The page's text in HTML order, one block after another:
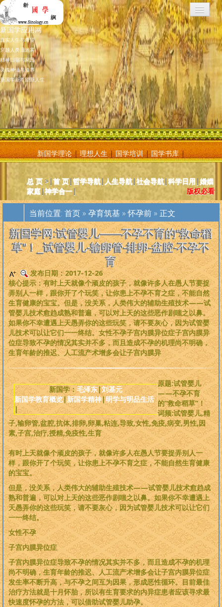
新国学应用网
真实人生与希望
穿越人类旧迷雾
精神归宿与家园
灵魂神仙与修养
新国学新希望新人生
新国学理论|理想人生|国学培训|国学书库|
新国学应用网是将新国学理论付诸应用的地方，新国学理论及其核心
基元学十分庞大复杂，特别是社会学部分和自然科学部分对于大多数
人而言因基础知识不够而难以理解。新国学应用网则将复杂的原理和
逻辑，简化为相对易懂和利于人们日常使用的内容方法。主要分为人
体人生、宗教、神灵、社会常识和科学常识。现在，新国学理论已经
是一个非常完备、深度范畴远超旧国学的系统性理论，来吧，每个人
都可以从中获益。
版权必读
刘基元
新国学理论
婴童教育
人性教育
居住教育
健身医学
基元学网
总 页 >|首 页|哲学导航| 人生导航|社会导航|科学日用 |婚姻
家庭|神学合一| 版权必看
当前位置: 首页 » 孕育筑基 »怀孕前 » 正文
新国学网:试管婴儿——不孕不育的“救命稻
草”！_试管婴儿-输卵管-排卵-盆腔-不孕不
育
发布日期：2017-12-26
核心提示：有时上天就像个顽皮的孩子，就像许多人在愚人节要捉
弄别人一样，跟你开了个玩笑，让你患上不孕不育之症，不能自然
生育健康的宝宝。但是，没关系，人类伟大的辅助生殖技术——试
管婴儿技术愈趋成熟和普遍，可以对上天的这些恶作剧嗤之以鼻。
如果你不幸遭遇上天愚弄你的这些玩笑，请不要灰心，因为试管婴
儿技术可以让它们一一终结。女性不孕子宫内膜异位症子宫内膜异
位症导致不孕的情况其实并不多，而且造成不孕的机理尚不明确，
生育年龄的推迟、人工流产术增多会让子宫内膜异
新国学：毛泽东|刘基元
新国学教育概览|新国学精神|明学与明品生活
|
原题:试管婴儿
——不孕不育
的“救命稻草”！
词频:试管婴儿,精
子,输卵管,盆腔,抗体,排卵,卵巢,粘连,导致,女性,免疫,病变,男性,因
素,子宫,治疗,授精,免疫性,生育
有时上天就像个顽皮的孩子，就像许多人在愚人节要捉弄别人一
样，跟你开了个玩笑，让你患上不孕不育之症，不能自然生育健康
的宝宝。
但是，没关系，人类伟大的辅助生殖技术——试管婴儿技术愈趋成
熟和普遍，可以对上天的这些恶作剧嗤之以鼻。如果你不幸遭遇上
天愚弄你的这些玩笑，请不要灰心，因为试管婴儿技术可以让它们
一一终结。
女性不孕
子宫内膜异位症
子宫内膜异位症导致不孕的情况其实并不多，而且造成不孕的机理
尚不明确，生育年龄的推迟、人工流产术增多会让子宫内膜异位症
发生率不断升高，与不孕之间互为因果，形成恶性循环。目前最佳
治疗方法就是十月怀胎，所以有生育要求的内异症患者应该寻求最
快速度怀孕的方法，可以借助试管婴儿助孕。